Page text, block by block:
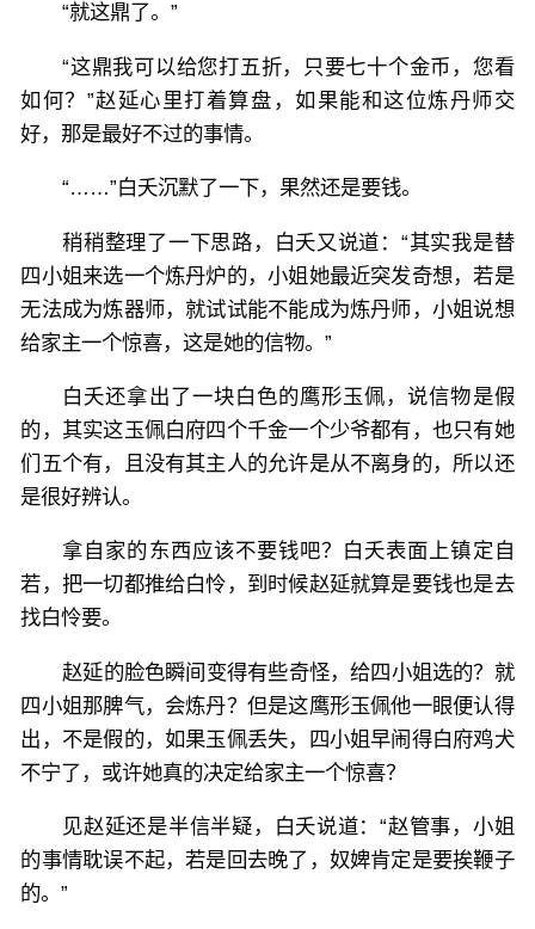
“就这鼎了。”
“这鼎我可以给您打五折，只要七十个金币，您看
如何？”赵延心里打着算盘，如果能和这位炼丹师交
好，那是最好不过的事情。
“……”白夭沉默了一下，果然还是要钱。
稍稍整理了一下思路，白夭又说道：“其实我是替
四小姐来选一个炼丹炉的，小姐她最近突发奇想，若是
无法成为炼器师，就试试能不能成为炼丹师，小姐说想
给家主一个惊喜，这是她的信物。”
白夭还拿出了一块白色的鹰形玉佩，说信物是假
的，其实这玉佩白府四个千金一个少爷都有，也只有她
们五个有，且没有其主人的允许是从不离身的，所以还
是很好辨认。
拿自家的东西应该不要钱吧？白夭表面上镇定自
若，把一切都推给白怜，到时候赵延就算是要钱也是去
找白怜要。
赵延的脸色瞬间变得有些奇怪，给四小姐选的？就
四小姐那脾气，会炼丹？但是这鹰形玉佩他一眼便认得
出，不是假的，如果玉佩丢失，四小姐早闹得白府鸡犬
不宁了，或许她真的决定给家主一个惊喜？
见赵延还是半信半疑，白夭说道：“赵管事，小姐
的事情耽误不起，若是回去晚了，奴婢肯定是要挨鞭子
的。”